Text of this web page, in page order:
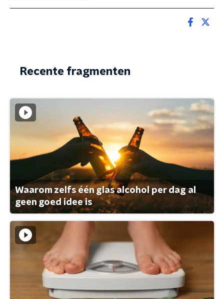
Recente fragmenten
Waarom zelfs één glas alcohol per dag al
geen goed idee is